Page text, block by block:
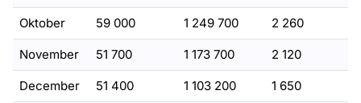
Oktober 59 000 1 249 700 2 260
November 51 700 1 173 700 2 120
December 51 400 1 103 200 1 650